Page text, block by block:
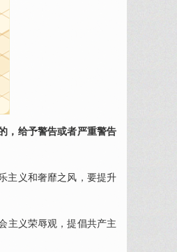
，给予警告或者严重警告
主义和奢靡之风，要提升
主义荣辱观，提倡共产主